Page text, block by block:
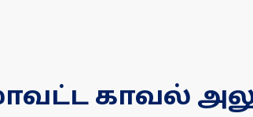
மாவட்ட காவல்